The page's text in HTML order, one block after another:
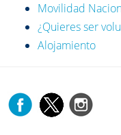
Movilidad
¿Quieres ser
Alojamiento